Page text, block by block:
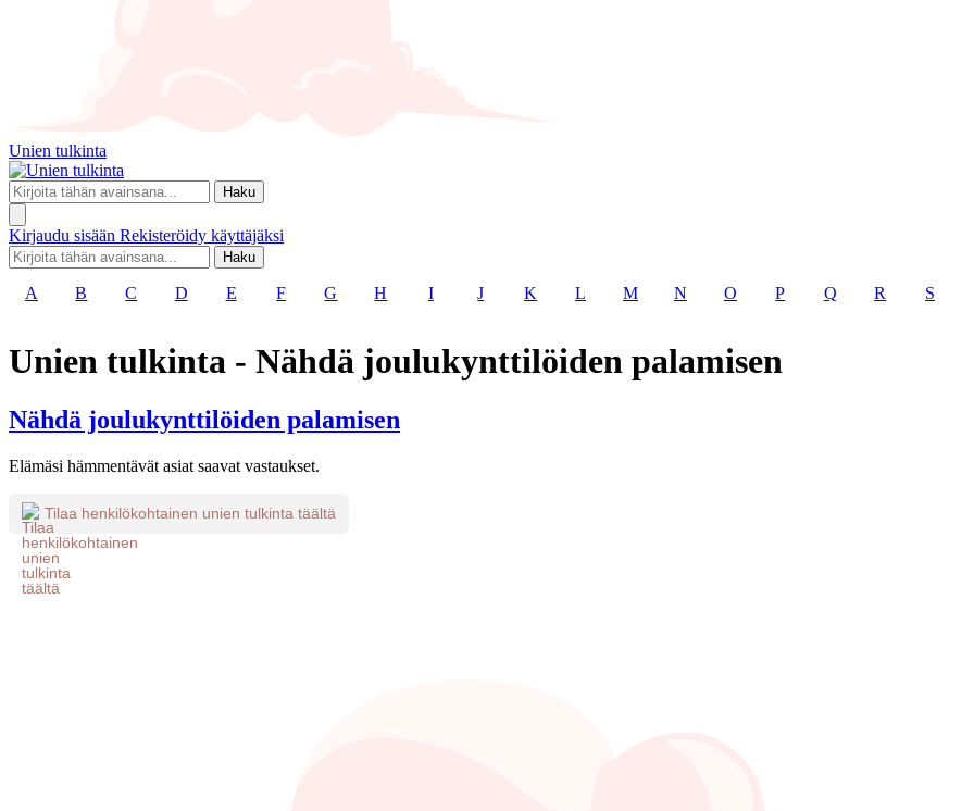
Unien tulkinta
Haku
Kirjaudu sisään Rekisteröidy käyttäjäksi
Haku
A B C D E F G H I J K L M N O P Q R S
Unien tulkinta - Nähdä joulukynttilöiden palamisen
Nähdä joulukynttilöiden palamisen
Elämäsi hämmentävät asiat saavat vastaukset.
Tilaa henkilökohtainen unien tulkinta täältä